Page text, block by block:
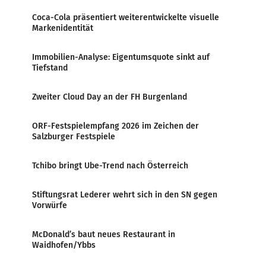
Coca-Cola präsentiert weiterentwickelte visuelle
Markenidentität
Immobilien-Analyse: Eigentumsquote sinkt auf
Tiefstand
Zweiter Cloud Day an der FH Burgenland
ORF-Festspielempfang 2026 im Zeichen der
Salzburger Festspiele
Tchibo bringt Ube-Trend nach Österreich
Stiftungsrat Lederer wehrt sich in den SN gegen
Vorwürfe
McDonald’s baut neues Restaurant in
Waidhofen/Ybbs